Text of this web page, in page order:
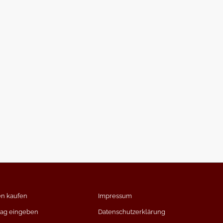
kaufen
eingeben
Impressum
Datenschutzerklärung